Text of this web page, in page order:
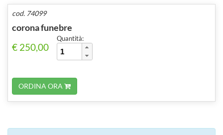
cod. 74099
corona funebre
€ 250,00
Quantità:
ORDINA ORA